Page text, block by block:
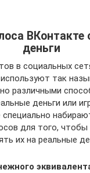
ВКонтакте
деньги
в социальных
так
различными
деньги или
специально
для того, чтобы
их на реальные